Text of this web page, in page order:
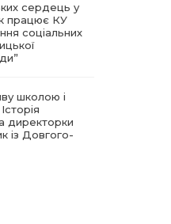
сердець у
працює КУ
соціальних
школою і
директорки
із Довгого-
Інтерв’ю
КЗ